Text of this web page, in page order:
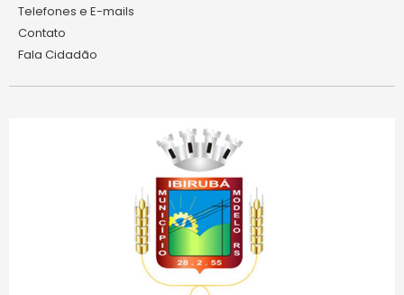
Telefones e E-mails
Contato
Fala Cidadão